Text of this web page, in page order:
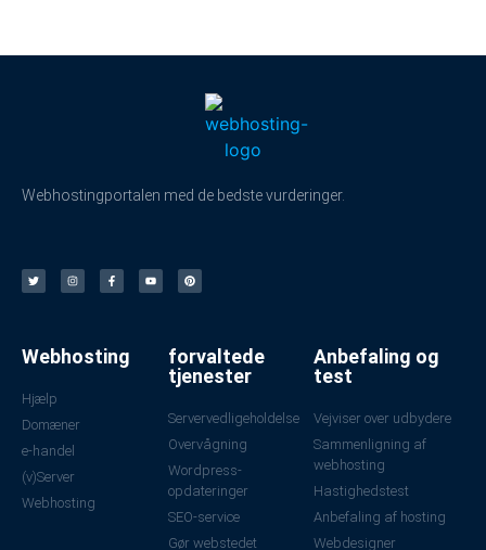
Webhostingportalen med de bedste vurderinger.
Webhosting
Hjælp
Domæner
e-handel
(v)Server
Webhosting
forvaltede
tjenester
Servervedligeholdelse
Overvågning
Wordpress-
opdateringer
SEO-service
Gør webstedet
Anbefaling og
test
Vejviser over udbydere
Sammenligning af
webhosting
Hastighedstest
Anbefaling af hosting
Webdesigner